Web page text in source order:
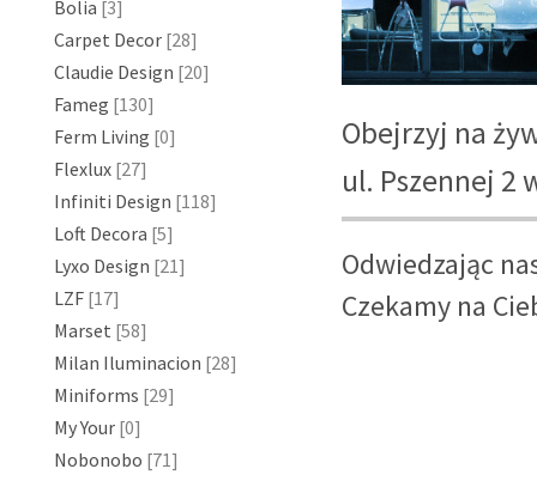
Bolia [3]
Carpet Decor [28]
Claudie Design [20]
Fameg [130]
Ferm Living [0]
Flexlux [27]
Infiniti Design [118]
Loft Decora [5]
Lyxo Design [21]
LZF [17]
Marset [58]
Milan Iluminacion [28]
Miniforms [29]
My Your [0]
Nobonobo [71]
Obejrzyj na
ul. Pszennej 2
Odwiedzając
Czekamy na